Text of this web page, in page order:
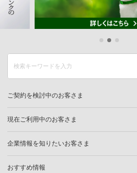
ご契約を検討中のお客さま
現在ご利用中のお客さま
企業情報を知りたいお客さま
おすすめ情報